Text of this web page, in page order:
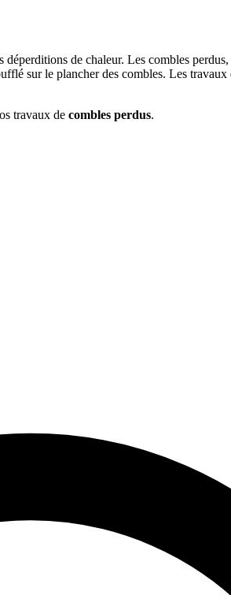
de chaleur. Les combles
sur le plancher des combles. Les
travaux de combles perdus.